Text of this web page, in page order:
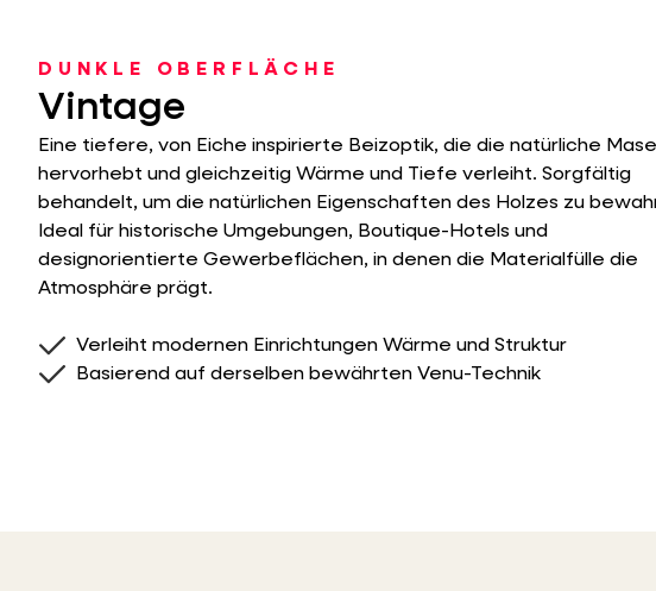
DUNKLE OBERFLÄCHE
Vintage
Eine tiefere, von Eiche inspirierte Beizoptik, die die natürliche
hervorhebt und gleichzeitig Wärme und Tiefe verleiht. Sorgfältig
behandelt, um die natürlichen Eigenschaften des Holzes zu
Ideal für historische Umgebungen, Boutique-Hotels und
designorientierte Gewerbeflächen, in denen die Materialfülle die
Atmosphäre prägt.
Verleiht modernen Einrichtungen Wärme und Struktur
Basierend auf derselben bewährten Venu-Technik